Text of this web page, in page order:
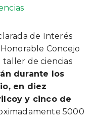
de Interés
Concejo
taller de ciencias
durante los
en diez
y cinco de
5000